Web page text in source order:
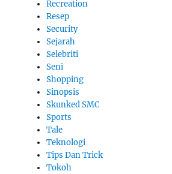
Recreation
Resep
Security
Sejarah
Selebriti
Seni
Shopping
Sinopsis
Skunked SMC
Sports
Tale
Teknologi
Tips Dan Trick
Tokoh